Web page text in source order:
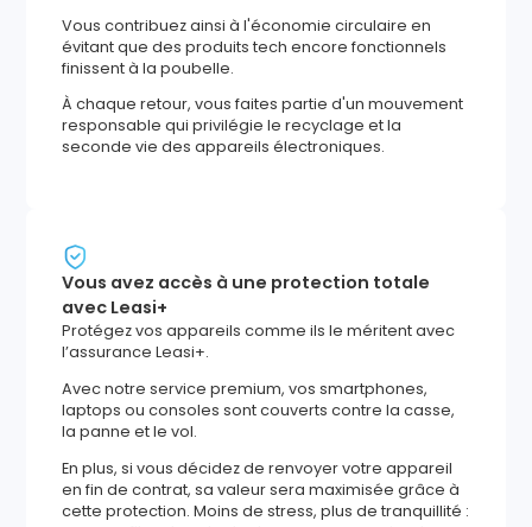
Vous contribuez ainsi à l'économie circulaire en
évitant que des produits tech encore fonctionnels
finissent à la poubelle.
À chaque retour, vous faites partie d'un mouvement
responsable qui privilégie le recyclage et la
seconde vie des appareils électroniques.
Vous avez accès à une protection totale
avec Leasi+
Protégez vos appareils comme ils le méritent avec
l’assurance Leasi+.
Avec notre service premium, vos smartphones,
laptops ou consoles sont couverts contre la casse,
la panne et le vol.
En plus, si vous décidez de renvoyer votre appareil
en fin de contrat, sa valeur sera maximisée grâce à
cette protection. Moins de stress, plus de tranquillité :